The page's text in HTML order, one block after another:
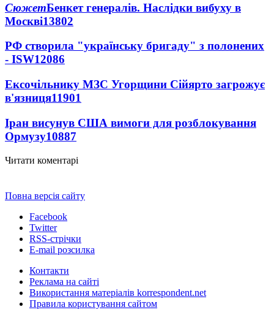
СюжетБенкет генералів. Наслідки вибуху в
Москві13802
РФ створила "українську бригаду" з полонених
- ISW12086
Ексочільнику МЗС Угорщини Сійярто загрожує
в'язниця11901
Іран висунув США вимоги для розблокування
Ормузу10887
Читати коментарі
Повна версія сайту
Facebook
Twitter
RSS-стрічки
E-mail розсилка
Контакти
Реклама на сайті
Використання матеріалів korrespondent.net
Правила користування сайтом